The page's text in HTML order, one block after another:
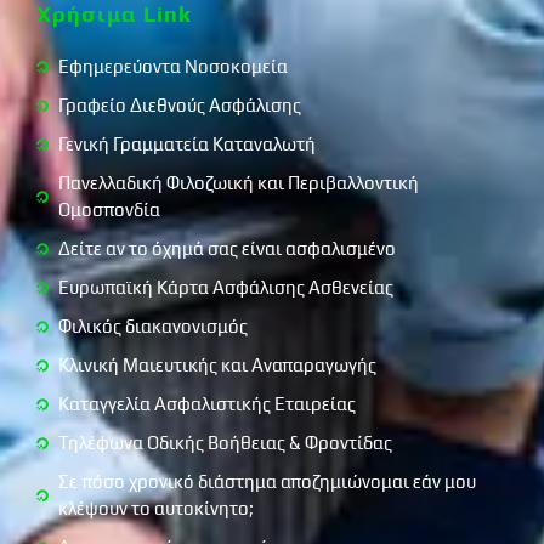
κείμενης νομοθεσίας σχετικά με την ασφαλιστική
διαμεσολάβηση ή
αντιβαίνουν στα χρηστά ή συναλλακτικά ήθη ή προσκρούουν στη
δημόσια τάξη. Σε κάθε περίπτωση προωθείται η διαδικασία
εξωδικαστικής επίλυσης των όποιων τυχόν διαφορών
προκύψουν.
Σημειώνουμε ότι λειτουργούν τα ακόλουθοι μηχανισμοί
εξωδικαστικής επίλυσης διαφορών: • Διεύθυνση Εποπτείας
Ιδιωτικής Ασφάλισης (ΔΕΙΑ) της Τράπεζας της Ελλάδος, • Ο
Συνήγορος του Καταναλωτή, • Διεύθυνση Προστασίας
Καταναλωτή της Γενικής Γραμματείας Καταναλωτή του
Υπουργείου Ανάπτυξης, • Οι Επιτροπές Φιλικού Διακανονισμού
Καταναλωτικών Διαφορών.
Επίσης, εάν ο χρήστης επιθυμεί να υποβάλλει ένα παράπονο που
αφορά σε ασφαλιστήριο συμβόλαιο που έχει αγοράσει
ηλεκτρονικά,
μπορεί να χρησιμοποιήσει την ηλεκτρονική πλατφόρμα Επίλυσης
Διαφορών της Ευρωπαϊκής Επιτροπής, την οποία μπορείτε να
βρείτε στην παρακάτω διεύθυνση:
http://ec.europa.eu/consumers/odr.
Χρήσιμα Link
Εφημερεύοντα Νοσοκομεία
Γραφείο Διεθνούς Ασφάλισης
Γενική Γραμματεία Καταναλωτή
Πανελλαδική Φιλοζωική και Περιβαλλοντική
Ομοσπονδία
Δείτε αν το όχημά σας είναι ασφαλισμένο
Ευρωπαϊκή Κάρτα Ασφάλισης Ασθενείας
Φιλικός διακανονισμός
Κλινική Μαιευτικής και Αναπαραγωγής
Καταγγελία Ασφαλιστικής Εταιρείας
Τηλέφωνα Οδικής Βοήθειας & Φροντίδας
Σε πόσο χρονικό διάστημα αποζημιώνομαι εάν μου
κλέψουν το αυτοκίνητο;